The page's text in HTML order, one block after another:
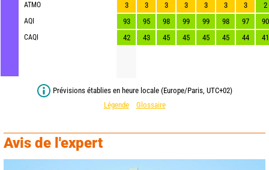
ATMO
AQI
CAQI
3 3 3 3 3 3 3
2
93
95 98 99 99 98 97
90
42
43 45 45 45 45 44 41
Prévisions établies en heure locale (Europe/Paris, UTC+02)
Légende
Glossaire
Avis de l'expert